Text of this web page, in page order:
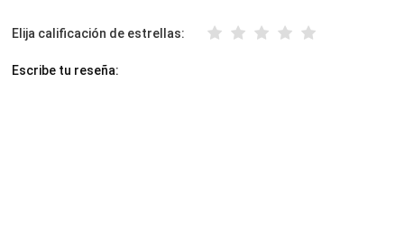
Elija calificación de estrellas:
Escribe tu reseña: